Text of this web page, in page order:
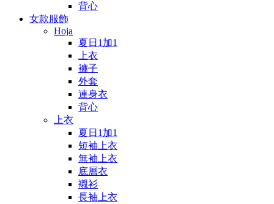
背心
女款服飾
Hoja
夏日1加1
上衣
褲子
外套
連身衣
背心
上衣
夏日1加1
短袖上衣
無袖上衣
底層衣
襯衫
長袖上衣